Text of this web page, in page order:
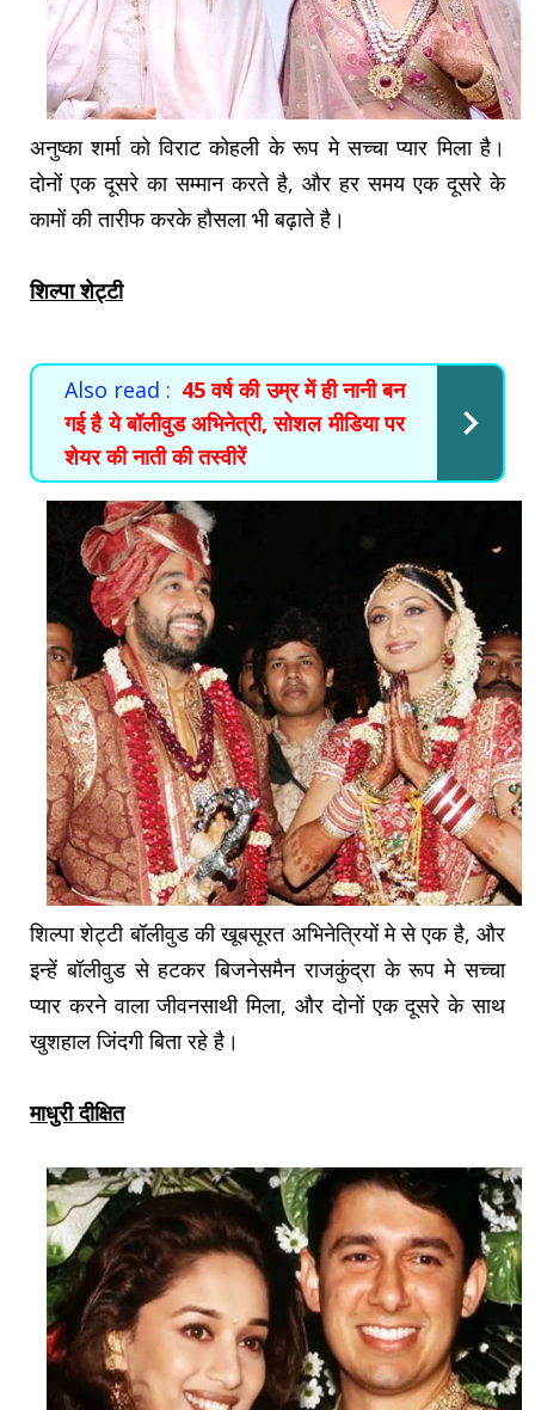
अनुष्का शर्मा को विराट कोहली के रूप मे सच्चा प्यार मिला है।
दोनों एक दूसरे का सम्मान करते है, और हर समय एक दूसरे के
कामों की तारीफ करके हौसला भी बढ़ाते है।
शिल्पा शेट्टी
Also read : 45 वर्ष की उम्र में ही नानी बन
गई है ये बॉलीवुड अभिनेत्री, सोशल मीडिया पर
शेयर की नाती की तस्वीरें
शिल्पा शेट्टी बॉलीवुड की खूबसूरत अभिनेत्रियों मे से एक है, और
इन्हें बॉलीवुड से हटकर बिजनेसमैन राजकुंद्रा के रूप मे सच्चा
प्यार करने वाला जीवनसाथी मिला, और दोनों एक दूसरे के साथ
खुशहाल जिंदगी बिता रहे है।
माधुरी दीक्षित